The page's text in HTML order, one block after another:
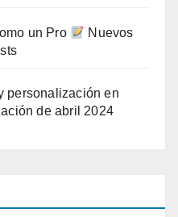
un Pro
Nuevos
personalización en
de abril 2024